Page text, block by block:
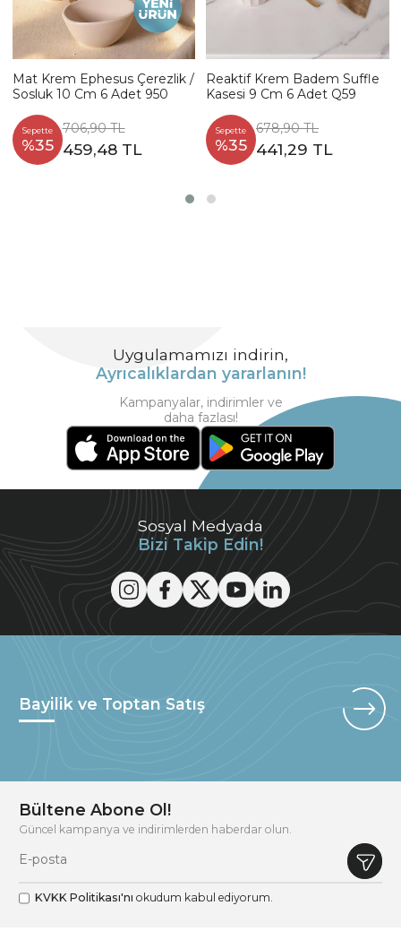
Mat Krem Ephesus Çerezlik /
Sosluk 10 Cm 6 Adet 950
Sepette
%35
706,90 TL
459,48 TL
Reaktif Krem Badem Suffle
Kasesi 9 Cm 6 Adet Q59
Sepette
%35
678,90 TL
441,29 TL
Sosyal Medyada
Bizi Takip Edin!
Uygulamamızı indirin,
Ayrıcalıklardan yararlanın!
Kampanyalar, indirimler ve
daha fazlası!
Bayilik ve Toptan Satış
Bültene Abone Ol!
Güncel kampanya ve indirimlerden haberdar olun.
KVKK Politikası'nı okudum kabul ediyorum.